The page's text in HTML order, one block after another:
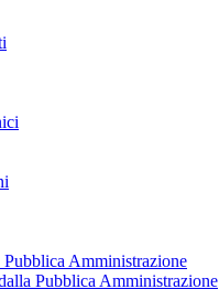
Amministrazione
Pubblica Amministrazione